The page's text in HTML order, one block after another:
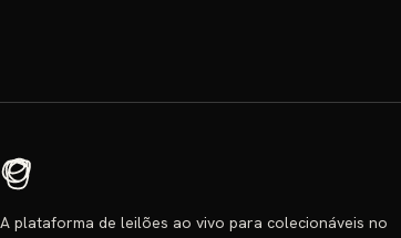
A plataforma de leilões ao vivo para colecionáveis no